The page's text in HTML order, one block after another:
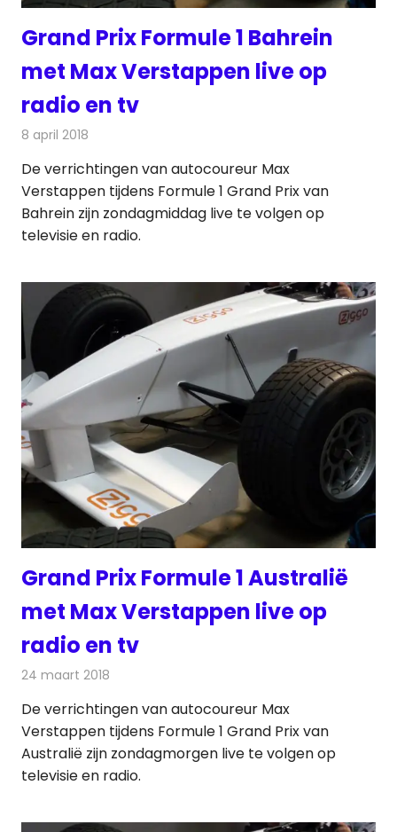
Grand Prix Formule 1 Bahrein
met Max Verstappen live op
radio en tv
8 april 2018
De verrichtingen van autocoureur Max
Verstappen tijdens Formule 1 Grand Prix van
Bahrein zijn zondagmiddag live te volgen op
televisie en radio.
Grand Prix Formule 1 Australië
met Max Verstappen live op
radio en tv
24 maart 2018
De verrichtingen van autocoureur Max
Verstappen tijdens Formule 1 Grand Prix van
Australië zijn zondagmorgen live te volgen op
televisie en radio.